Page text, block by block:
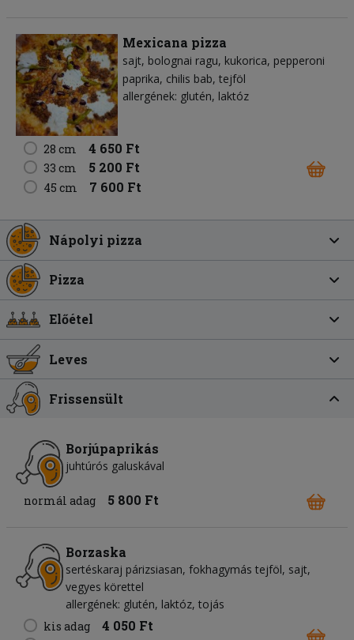
Mexicana pizza
sajt bolognai ragu kukorica pepperoni
paprika chilis bab tejföl
allergének: glutén, laktóz
28 cm 4 650 Ft
33 cm 5 200 Ft
45 cm 7 600 Ft
Nápolyi pizza
Pizza
Előétel
Leves
Frissensült
Borjúpaprikás
juhtúrós galuskával
normál adag 5 800 Ft
Borzaska
sertéskaraj párizsiasan, fokhagymás tejföl, sajt,
vegyes körettel
allergének: glutén, laktóz, tojás
kis adag
4 050 Ft